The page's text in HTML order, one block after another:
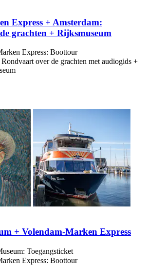
Express + Amsterdam:
grachten + Rijksmuseum
Express: Boottour
over de grachten met audiogids +
+ Volendam-Marken Express
Toegangsticket
Express: Boottour